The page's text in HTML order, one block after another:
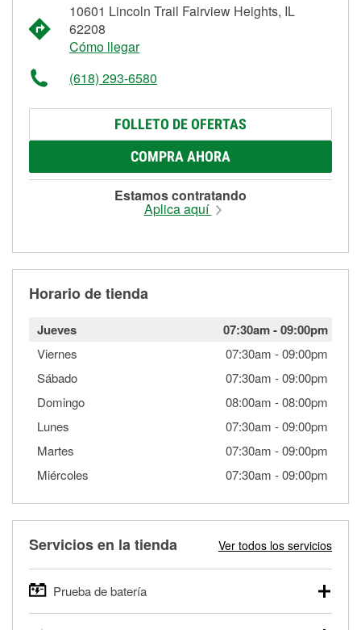
10601 Lincoln Trail Fairview Heights, IL
62208
Cómo llegar
(618) 293-6580
FOLLETO DE OFERTAS
COMPRA AHORA
Estamos contratando
Aplica aquí
Horario de tienda
Jueves 07:30am-09:00pm
Viernes 07:30am -09:00pm
Sábado
07:30am -09:00pm
Domingo
08:00am -08:00pm
Lunes
07:30am -09:00pm
Martes
07:30am -09:00pm
Miércoles
07:30am -09:00pm
Servicios en la tienda Ver todos los servicios
Prueba de batería